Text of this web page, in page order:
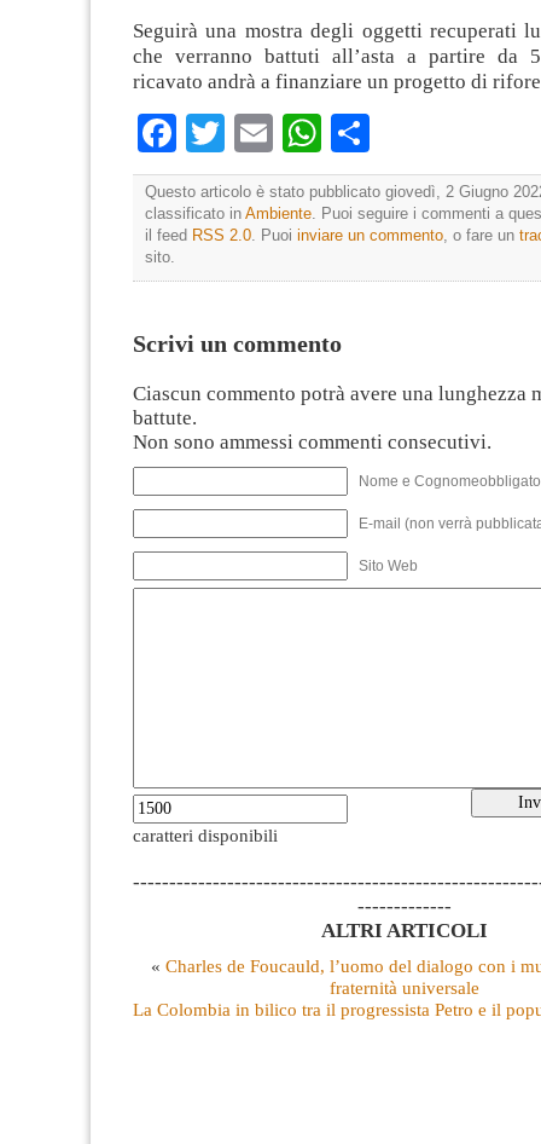
Seguirà una mostra degli oggetti recuperati
che verranno battuti all’asta a partire da
ricavato andrà a finanziare un progetto di
Facebook
TwitterEmailWhatsApp
Questo articolo è stato pubblicato giovedì, 2 Giugno
classificato in Ambiente. Puoi seguire i commenti a
il feed RSS 2.0. Puoi inviare un commento, o fare un
sito.
Scrivi un commento
Ciascun commento potrà avere una lunghezza
battute.
Non sono ammessi commenti consecutivi.
Nome e
E-mail (non verrà
Sito Web
caratteri disponibili
-------------
ALTRI ARTICOLI
« Charles de Foucauld, l’uomo del dialogo con i
fraternità universale
La Colombia in bilico tra il progressista Petro e il